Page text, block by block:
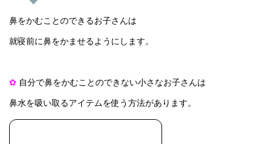
鼻をかむことのできるお子さんは
就寝前に鼻をかませるようにします。
✿ 自分で鼻をかむことのできない小さなお子さんは
鼻水を吸い取るアイテムを使う方法があります。